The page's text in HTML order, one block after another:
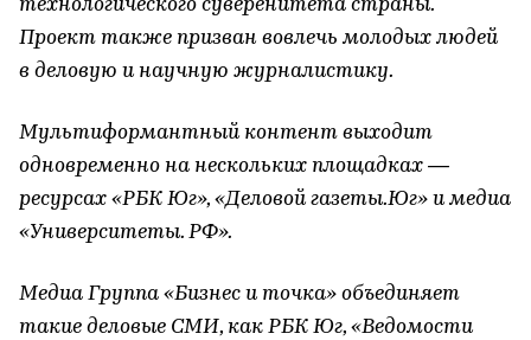
технологического суверенитета страны.
Проект также призван вовлечь молодых людей
в деловую и научную журналистику.
Мультиформантный контент выходит
одновременно на нескольких площадках —
ресурсах «РБК Юг», «Деловой газеты.Юг» и медиа
«Университеты. РФ».
Медиа Группа «Бизнес и точка» объединяет
такие деловые СМИ, как РБК Юг, «Ведомости